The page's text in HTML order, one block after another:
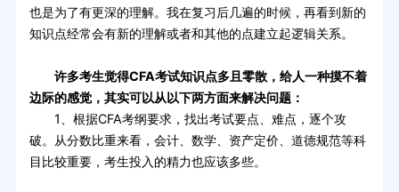
也是为了有更深的理解。我在复习后几遍的时候，再看到新的
知识点经常会有新的理解或者和其他的点建立起逻辑关系。
许多考生觉得CFA考试知识点多且零散，给人一种摸不着
边际的感觉，其实可以从以下两方面来解决问题：
1、根据CFA考纲要求，找出考试要点、难点，逐个攻
破。从分数比重来看，会计、数学、资产定价、道德规范等科
目比较重要，考生投入的精力也应该多些。